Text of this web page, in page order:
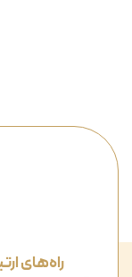
راه‌های